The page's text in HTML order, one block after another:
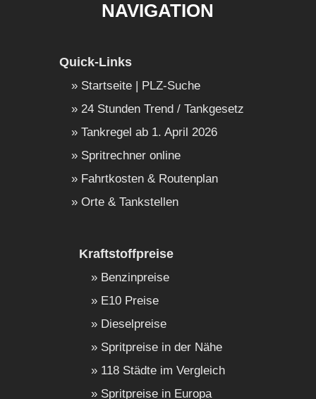
NAVIGATION
Quick-Links
Startseite | PLZ-Suche
24 Stunden Trend / Tankgesetz
Tankregel ab 1. April 2026
Spritrechner online
Fahrtkosten & Routenplan
Orte & Tankstellen
Kraftstoffpreise
Benzinpreise
E10 Preise
Dieselpreise
Spritpreise in der Nähe
118 Städte im Vergleich
Spritpreise in Europa